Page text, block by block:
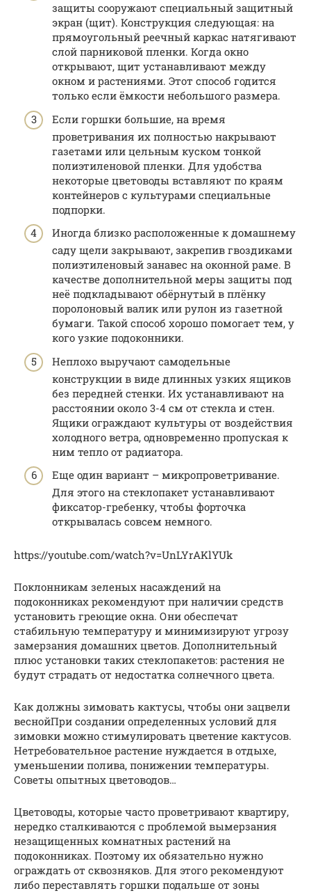
защиты сооружают специальный защитный
экран (щит). Конструкция следующая: на
прямоугольный реечный каркас натягивают
слой парниковой пленки. Когда окно
открывают, щит устанавливают между
окном и растениями. Этот способ годится
только если ёмкости небольшого размера.
Если горшки большие, на время
проветривания их полностью накрывают
газетами или цельным куском тонкой
полиэтиленовой пленки. Для удобства
некоторые цветоводы вставляют по краям
контейнеров с культурами специальные
подпорки.
Иногда близко расположенные к домашнему
саду щели закрывают, закрепив гвоздиками
полиэтиленовый занавес на оконной раме. В
качестве дополнительной меры защиты под
неё подкладывают обёрнутый в плёнку
поролоновый валик или рулон из газетной
бумаги. Такой способ хорошо помогает тем, у
кого узкие подоконники.
Неплохо выручают самодельные
конструкции в виде длинных узких ящиков
без передней стенки. Их устанавливают на
расстоянии около 3-4 см от стекла и стен.
Ящики ограждают культуры от воздействия
холодного ветра, одновременно пропуская к
ним тепло от радиатора.
Еще один вариант – микропроветривание.
Для этого на стеклопакет устанавливают
фиксатор-гребенку, чтобы форточка
открывалась совсем немного.
https://youtube.com/watch?v=UnLYrAKlYUk
Поклонникам зеленых насаждений на
подоконниках рекомендуют при наличии средств
установить греющие окна. Они обеспечат
стабильную температуру и минимизируют угрозу
замерзания домашних цветов. Дополнительный
плюс установки таких стеклопакетов: растения не
будут страдать от недостатка солнечного цвета.
Как должны зимовать кактусы, чтобы они зацвели
веснойПри создании определенных условий для
зимовки можно стимулировать цветение кактусов.
Нетребовательное растение нуждается в отдыхе,
уменьшении полива, понижении температуры.
Советы опытных цветоводов…
Цветоводы, которые часто проветривают квартиру,
нередко сталкиваются с проблемой вымерзания
незащищенных комнатных растений на
подоконниках. Поэтому их обязательно нужно
ограждать от сквозняков. Для этого рекомендуют
либо переставлять горшки подальше от зоны